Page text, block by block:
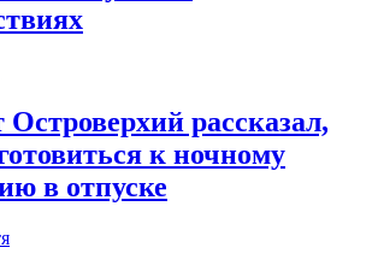
Островерхий рассказал,
к ночному
в отпуске